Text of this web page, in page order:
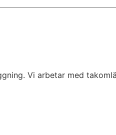
Vi arbetar med